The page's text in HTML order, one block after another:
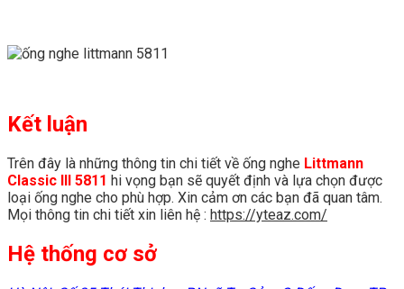
Kết luận
Trên đây là những thông tin chi tiết về ống nghe Littmann
Classic III 5811 hi vọng bạn sẽ quyết định và lựa chọn được
loại ống nghe cho phù hợp. Xin cảm ơn các bạn đã quan tâm.
Mọi thông tin chi tiết xin liên hệ : https://yteaz.com/
Hệ thống cơ sở